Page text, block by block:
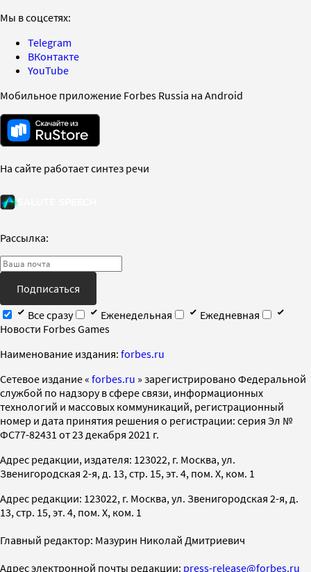
Мы в соцсетях:
Telegram
ВКонтакте
YouTube
Мобильное приложение Forbes Russia на Android
На сайте работает синтез речи
Рассылка:
Подписаться
Все сразу
Еженедельная
Ежедневная
Новости Forbes Games
Наименование издания: forbes.ru
Cетевое издание « forbes.ru » зарегистрировано Федеральной
службой по надзору в сфере связи, информационных
технологий и массовых коммуникаций, регистрационный
номер и дата принятия решения о регистрации: серия Эл №
ФС77-82431 от 23 декабря 2021 г.
Адрес редакции, издателя: 123022, г. Москва, ул.
Звенигородская 2-я, д. 13, стр. 15, эт. 4, пом. X, ком. 1
Адрес редакции: 123022, г. Москва, ул. Звенигородская 2-я, д.
13, стр. 15, эт. 4, пом. X, ком. 1
Главный редактор: Мазурин Николай Дмитриевич
Адрес электронной почты редакции: press-release@forbes.ru